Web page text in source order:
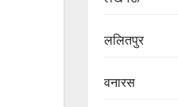
ललितपुर
वनारस